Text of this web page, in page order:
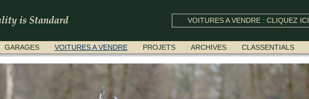
VOITURES A VENDRE : CLIQUEZ ICI
GARAGES VOITURES A VENDRE PROJETS ARCHIVES CLASSENTIALS